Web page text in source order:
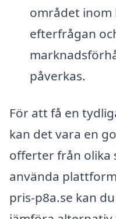
området inom
efterfrågan
påverkas.
För att få en
kan det vara en
offerter från olika
använda
pris-p8a.se kan